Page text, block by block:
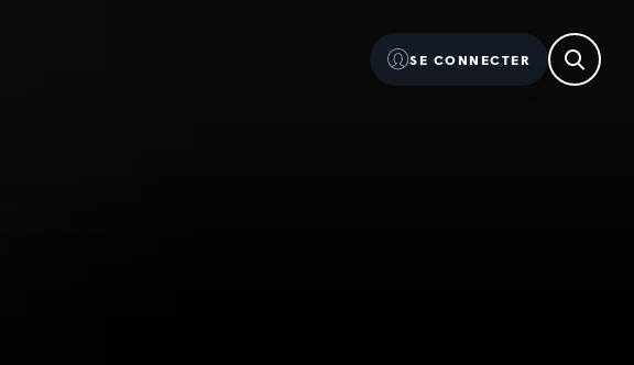
SE CONNECTER